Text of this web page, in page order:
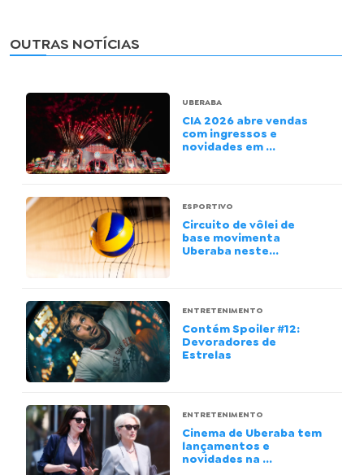
OUTRAS NOTÍCIAS
UBERABA
CIA 2026 abre vendas
com ingressos e
novidades em ...
ESPORTIVO
Circuito de vôlei de
base movimenta
Uberaba neste...
ENTRETENIMENTO
Contém Spoiler #12:
Devoradores de
Estrelas
ENTRETENIMENTO
Cinema de Uberaba tem
lançamentos e
novidades na ...